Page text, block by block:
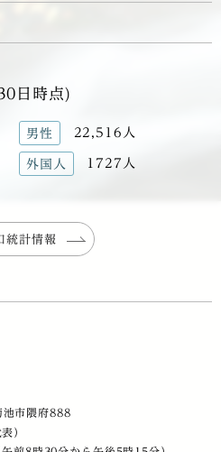
日時点)
男性 22,516人
外国人 1727人
統計情報
市隈府888
表）